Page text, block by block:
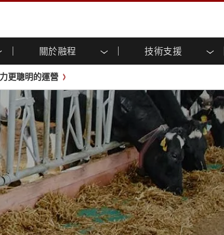
關於融程 技術支援
電
不銹鋼系列
戶外顯示器
G-WIN系列 / IP67
後置安裝
工業防爆等级
機架安裝
長條形顯示器
OSD 控制器
人機介面 (投射電容觸控)
工業電腦 (投射電容觸控)
工業電腦 (電阻觸控)
不銹鋼系列
G-WIN系列 / IP67設計
防爆等级
長條形數位電子看板
邊緣運算人工智慧工業電腦
方案
防水強固型電腦
醫管等級
醫管等級強固型平板電腦
緒
決方案 食品藥廠解決方案
解決方案 倉儲物流解決方案
人系統解決方案 衛生保健解決方案
案 重工業解決方案
道 虛擬實境展會
更聰明的運營